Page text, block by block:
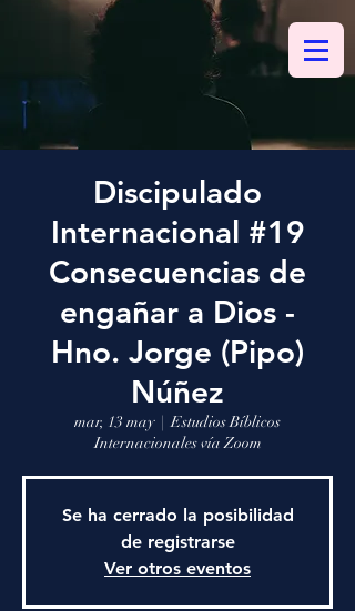
Discipulado
Internacional #19
Consecuencias de
engañar a Dios -
Hno. Jorge (Pipo)
Núñez
mar, 13 may
  |
Estudios Bíblicos
Internacionales vía Zoom
Se ha cerrado la posibilidad
de registrarse
Ver otros eventos